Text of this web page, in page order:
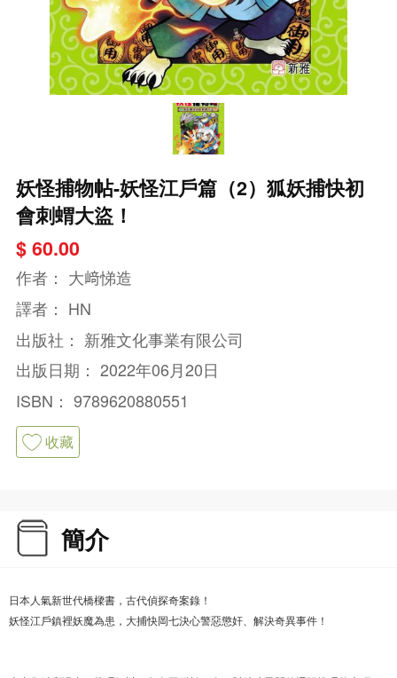
妖怪捕物帖-妖怪江戶篇（2）狐妖捕快初
會刺蝟大盜！
$ 60.00
作者： 大﨑悌造
譯者： HN
出版社： 新雅文化事業有限公司
出版日期： 2022年06月20日
ISBN： 9789620880551
收藏
簡介
日本人氣新世代橋樑書，古代偵探奇案錄！
妖怪江戶鎮裡妖魔為患，大捕快岡七決心警惡懲奸、解決奇異事件！